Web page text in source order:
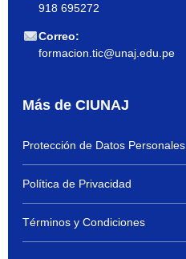
918 695272
Correo:
formacion.tic@unaj.edu.pe
Más de CIUNAJ
Protección de Datos Personales
Política de Privacidad
Términos y Condiciones